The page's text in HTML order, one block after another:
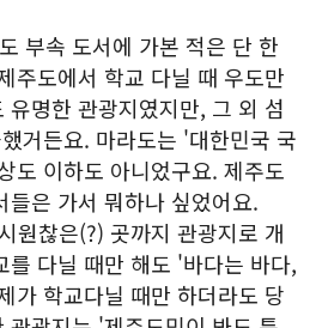
부속 도서에 가본 적은 단 한
주도에서 학교 다닐 때 우도만
유명한 관광지였지만, 그 외 섬
거든요. 마라도는 '대한민국 국
도 이하도 아니었구요. 제주도
들은 가서 뭐하나 싶었어요.
원찮은(?) 곳까지 관광지로 개
를 다닐 때만 해도 '바다는 바다,
가 학교다닐 때만 하더라도 당